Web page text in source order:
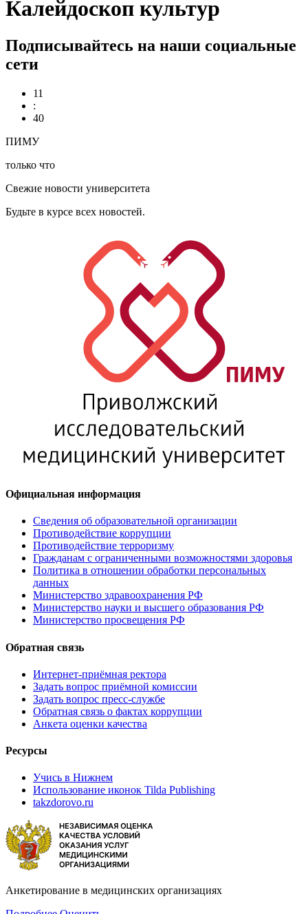
Калейдоскоп культур
Подписывайтесь на наши социальные
сети
11
:
40
ПИМУ
только что
Свежие новости университета
Будьте в курсе всех новостей.
Официальная информация
Сведения об образовательной организации
Противодействие коррупции
Противодействие терроризму
Гражданам с ограниченными возможностями здоровья
Политика в отношении обработки персональных
данных
Министерство здравоохранения РФ
Министерство науки и высшего образования РФ
Министерство просвещения РФ
Обратная связь
Интернет-приёмная ректора
Задать вопрос приёмной комиссии
Задать вопрос пресс-службе
Обратная связь о фактах коррупции
Анкета оценки качества
Ресурсы
Учись в Нижнем
Использование иконок Tilda Publishing
takzdorovo.ru
Анкетирование в медицинских организациях